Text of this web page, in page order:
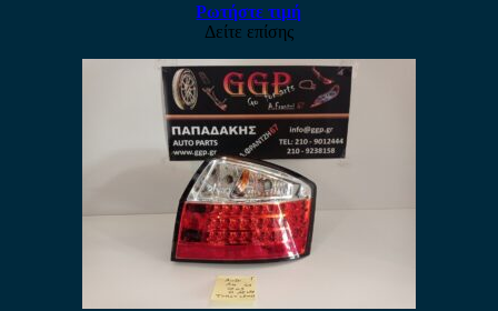
Ρωτήστε τιμή
Δείτε επίσης